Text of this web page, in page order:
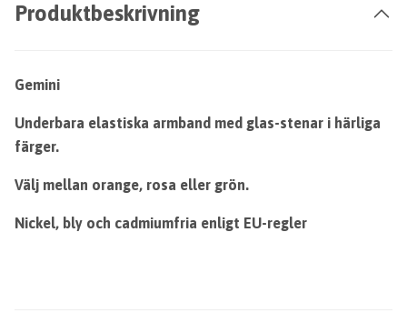
Produktbeskrivning
Gemini
Underbara elastiska armband med glas-stenar i härliga
färger.
Välj mellan orange, rosa eller grön.
Nickel, bly och cadmiumfria enligt EU-regler